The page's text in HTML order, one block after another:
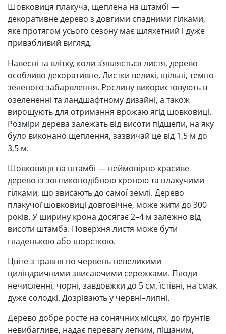
Шовковиця плакуча, щеплена на штамбі —
декоративне дерево з довгими спадними гілками,
яке протягом усього сезону має шляхетний і дуже
привабливий вигляд.
Навесні та влітку, коли з’являється листя, дерево
особливо декоративне. Листки великі, щільні, темно-
зеленого забарвлення. Рослину використовують в
озелененні та ландшафтному дизайні, а також
вирощують для отримання врожаю ягід шовковиці.
Розміри дерева залежать від висоти підщепи, на яку
було виконано щеплення, зазвичай це від 1,5 м до
3,5 м.
Шовковиця на штамбі — неймовірно красиве
дерево із зонтикоподібною кроною та плакучими
гілками, що звисають до самої землі. Дерево
плакучої шовковиці довговічне, може жити до 300
років. У ширину крона досягає 2–4 м залежно від
висоти штамба. Поверхня листя може бути
гладенькою або шорсткою.
Цвіте з травня по червень невеликими
циліндричними звисаючими сережками. Плоди
нечисленні, чорні, завдовжки до 5 см, їстівні, на смак
дуже солодкі. Дозрівають у червні–липні.
Дерево добре росте на сонячних місцях, до ґрунтів
невибагливе, надає перевагу легким, піщаним,